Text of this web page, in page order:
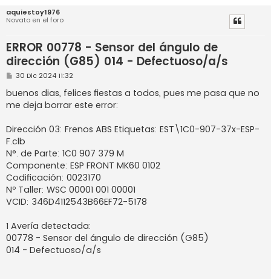
aquiestoy1976
Novato en el foro
ERROR 00778 - Sensor del ángulo de
dirección (G85) 014 - Defectuoso/a/s
M
n
s
a
30 Dic 2024 11:32
buenos dias, felices fiestas a todos, pues me pasa que no
me deja borrar este error:
Dirección 03: Frenos ABS Etiquetas: EST\1C0-907-37x-ESP-
F.clb
N°. de Parte: 1C0 907 379 M
Componente: ESP FRONT MK60 0102
Codificación: 0023170
Nº Taller: WSC 00001 001 00001
VCID: 346D4112543B66EF72-5178
1 Avería detectada:
00778 - Sensor del ángulo de dirección (G85)
014 - Defectuoso/a/s